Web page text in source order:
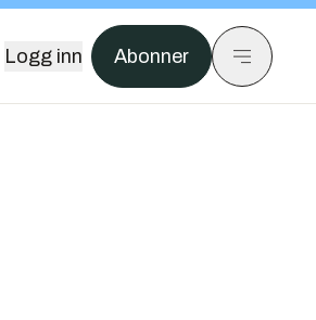
Logg inn Abonner